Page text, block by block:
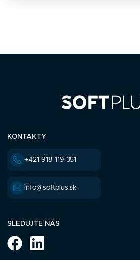
KONTAKTY
+421 918 119 351
info@softplus.sk
SLEDUJTE NÁS